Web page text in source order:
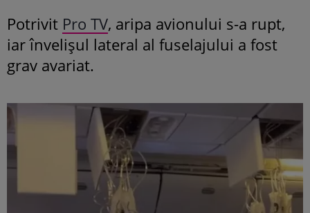
Potrivit Pro TV, aripa avionului s-a rupt,
iar învelișul lateral al fuselajului a fost
grav avariat.